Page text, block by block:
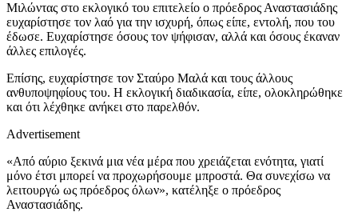
Μιλώντας στο εκλογικό του επιτελείο ο πρόεδρος Αναστασιάδης
ευχαρίστησε τον λαό για την ισχυρή, όπως είπε, εντολή, που του
έδωσε. Ευχαρίστησε όσους τον ψήφισαν, αλλά και όσους έκαναν
άλλες επιλογές.
Επίσης, ευχαρίστησε τον Σταύρο Μαλά και τους άλλους
ανθυποψηφίους του. Η εκλογική διαδικασία, είπε, ολοκληρώθηκε
και ότι λέχθηκε ανήκει στο παρελθόν.
Advertisement
«Από αύριο ξεκινά μια νέα μέρα που χρειάζεται ενότητα, γιατί
μόνο έτσι μπορεί να προχωρήσουμε μπροστά. Θα συνεχίσω να
λειτουργώ ως πρόεδρος όλων», κατέληξε ο πρόεδρος
Αναστασιάδης.